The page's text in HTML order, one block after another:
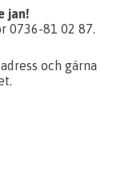
jan!
0736-81 02 87.
och gärna